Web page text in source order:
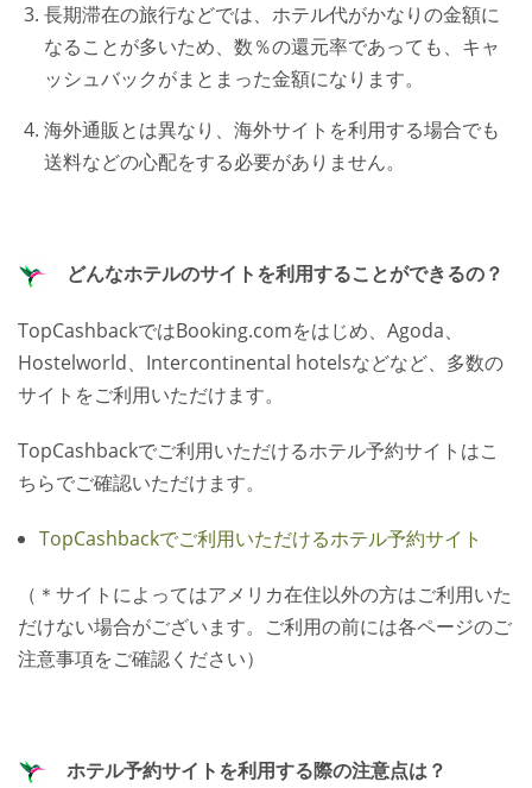
長期滞在の旅行などでは、ホテル代がかなりの金額に
なることが多いため、数％の還元率であっても、キャ
ッシュバックがまとまった金額になります。
海外通販とは異なり、海外サイトを利用する場合でも
送料などの心配をする必要がありません。
どんなホテルのサイトを利用することができるの？
TopCashbackではBooking.comをはじめ、Agoda、
Hostelworld、Intercontinental hotelsなどなど、多数の
サイトをご利用いただけます。
TopCashbackでご利用いただけるホテル予約サイトはこ
ちらでご確認いただけます。
TopCashbackでご利用いただけるホテル予約サイト
（＊サイトによってはアメリカ在住以外の方はご利用いた
だけない場合がございます。ご利用の前には各ページのご
注意事項をご確認ください）
ホテル予約サイトを利用する際の注意点は？